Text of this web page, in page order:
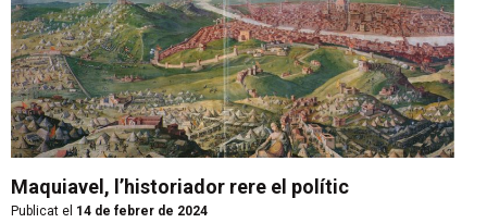
Maquiavel, l’historiador rere el polític
Publicat el 14 de febrer de 2024